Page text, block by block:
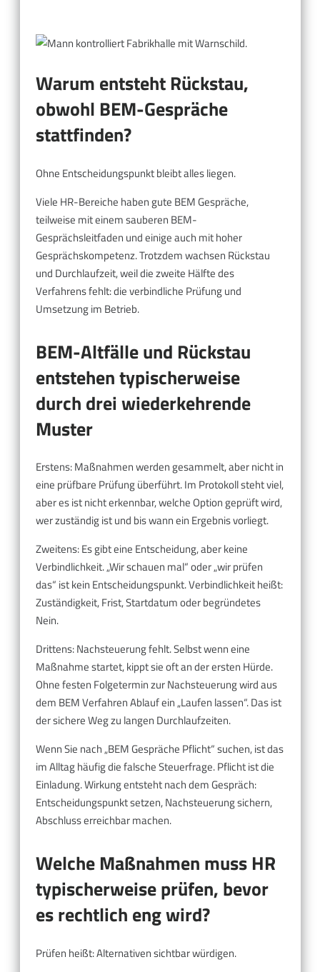
Warum entsteht Rückstau,
obwohl BEM-Gespräche
stattfinden?
Ohne Entscheidungspunkt bleibt alles liegen.
Viele HR-Bereiche haben gute BEM Gespräche,
teilweise mit einem sauberen BEM-
Gesprächsleitfaden und einige auch mit hoher
Gesprächskompetenz. Trotzdem wachsen Rückstau
und Durchlaufzeit, weil die zweite Hälfte des
Verfahrens fehlt: die verbindliche Prüfung und
Umsetzung im Betrieb.
BEM-Altfälle und Rückstau
entstehen typischerweise
durch drei wiederkehrende
Muster
Erstens: Maßnahmen werden gesammelt, aber nicht in
eine prüfbare Prüfung überführt. Im Protokoll steht viel,
aber es ist nicht erkennbar, welche Option geprüft wird,
wer zuständig ist und bis wann ein Ergebnis vorliegt.
Zweitens: Es gibt eine Entscheidung, aber keine
Verbindlichkeit. „Wir schauen mal“ oder „wir prüfen
das“ ist kein Entscheidungspunkt. Verbindlichkeit heißt:
Zuständigkeit, Frist, Startdatum oder begründetes
Nein.
Drittens: Nachsteuerung fehlt. Selbst wenn eine
Maßnahme startet, kippt sie oft an der ersten Hürde.
Ohne festen Folgetermin zur Nachsteuerung wird aus
dem BEM Verfahren Ablauf ein „Laufen lassen“. Das ist
der sichere Weg zu langen Durchlaufzeiten.
Wenn Sie nach „BEM Gespräche Pflicht“ suchen, ist das
im Alltag häufig die falsche Steuerfrage. Pflicht ist die
Einladung. Wirkung entsteht nach dem Gespräch:
Entscheidungspunkt setzen, Nachsteuerung sichern,
Abschluss erreichbar machen.
Welche Maßnahmen muss HR
typischerweise prüfen, bevor
es rechtlich eng wird?
Prüfen heißt: Alternativen sichtbar würdigen.